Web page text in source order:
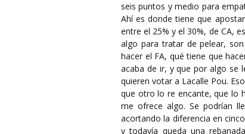
seis puntos y medio para
Ahí es donde tiene que
entre el 25% y el 30%, de CA,
algo para tratar de pelear,
hacer el FA, qué tiene que
acaba de ir, y que por algo se
quieren votar a Lacalle Pou.
que otro lo re encante, que lo
me ofrece algo. Se podrían
acortando la diferencia en
y todavía queda una